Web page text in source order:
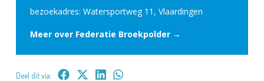
bezoekadres: Watersportweg 11, Vlaardingen
Meer over Federatie Broekpolder →
Deel dit via: